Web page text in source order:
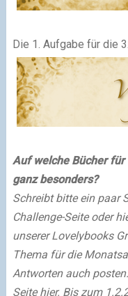
Die 1. Aufgabe für die
Auf welche Bücher
ganz besonders?
Schreibt bitte ein paar
Challenge-Seite oder
unserer Lovelybooks
Thema für die
Antworten auch
Seite hier. Bis zum